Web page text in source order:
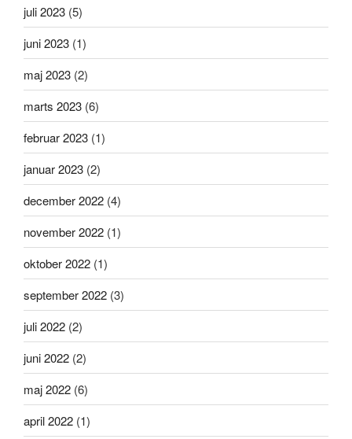
juli 2023 (5)
juni 2023 (1)
maj 2023 (2)
marts 2023 (6)
februar 2023 (1)
januar 2023 (2)
december 2022 (4)
november 2022 (1)
oktober 2022 (1)
september 2022 (3)
juli 2022 (2)
juni 2022 (2)
maj 2022 (6)
april 2022 (1)